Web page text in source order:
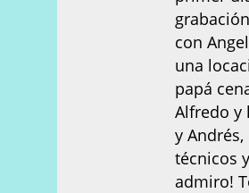
con
una
papá
Alfredo y
y
técnicos
admiro!